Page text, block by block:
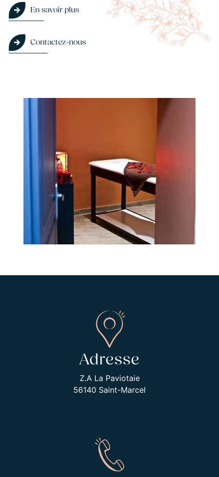
En savoir plus
Contactez-nous
Adresse
Z.A La Paviotaie
56140 Saint-Marcel